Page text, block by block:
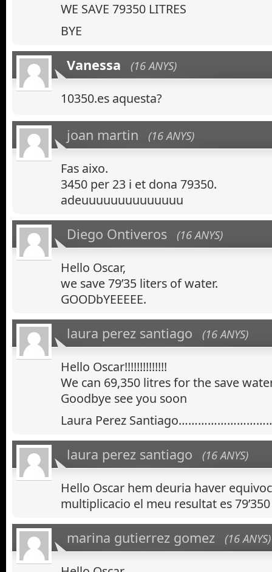
WE SAVE 79350 LITRES
BYE
Vanessa (16 ANYS)
10350.es aquesta?
joan martin (16 ANYS)
Fas aixo.
3450 per 23 i et dona 79350.
adeuuuuuuuuuuuuuu
Diego Ontiveros (16 ANYS)
Hello Oscar,
we save 79’35 liters of water.
GOODbYEEEEE.
laura perez santiago (16 ANYS)
Hello Oscar!!!!!!!!!!!!!!
We can 69,350 litres for the save
Goodbye see you soon
Laura Perez
laura perez santiago (16 ANYS)
Hello Oscar hem deuria haver
multiplicacio el meu resultat es 79’350
marina gutierrez gomez (16 ANYS)